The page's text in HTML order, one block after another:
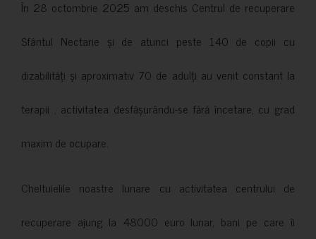
În 28 octombrie 2025 am deschis Centrul de recuperare
Sfântul Nectarie și de atunci peste 140 de copii cu
dizabilități și aproximativ 70 de adulți au venit constant la
terapii , activitatea desfășurându-se fără încetare, cu grad
maxim de ocupare.
Cheltuielile noastre lunare cu activitatea centrului de
recuperare ajung la 48000 euro lunar, bani pe care îi